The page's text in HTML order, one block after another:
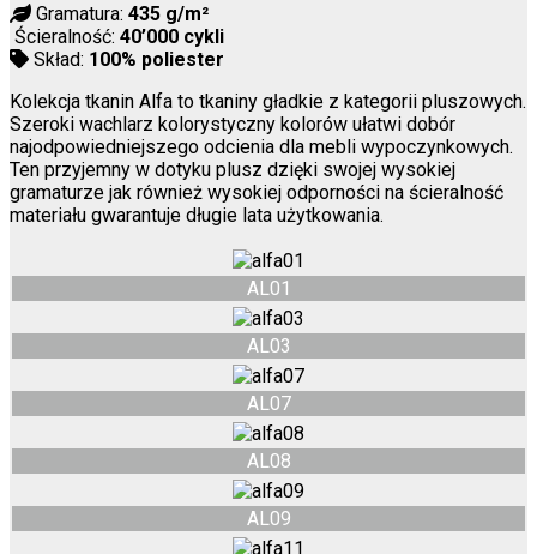
Gramatura: 435 g/m²
Ścieralność: 40’000 cykli
Skład: 100% poliester
Kolekcja tkanin Alfa to tkaniny gładkie z kategorii pluszowych.
Szeroki wachlarz kolorystyczny kolorów ułatwi dobór
najodpowiedniejszego odcienia dla mebli wypoczynkowych.
Ten przyjemny w dotyku plusz dzięki swojej wysokiej
gramaturze jak również wysokiej odporności na ścieralność
materiału gwarantuje długie lata użytkowania.
AL01
AL03
AL07
AL08
AL09